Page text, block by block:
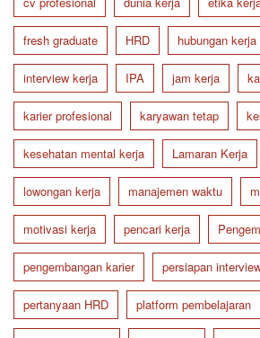
fresh graduate HRD hubungan kerja
interview kerja IPA jam kerja
karier profesional karyawan tetap
kesehatan mental kerja Lamaran Kerja
lowongan kerja manajemen waktu
motivasi kerja pencari kerja
pengembangan karier persiapan
pertanyaan HRD platform pembelajaran